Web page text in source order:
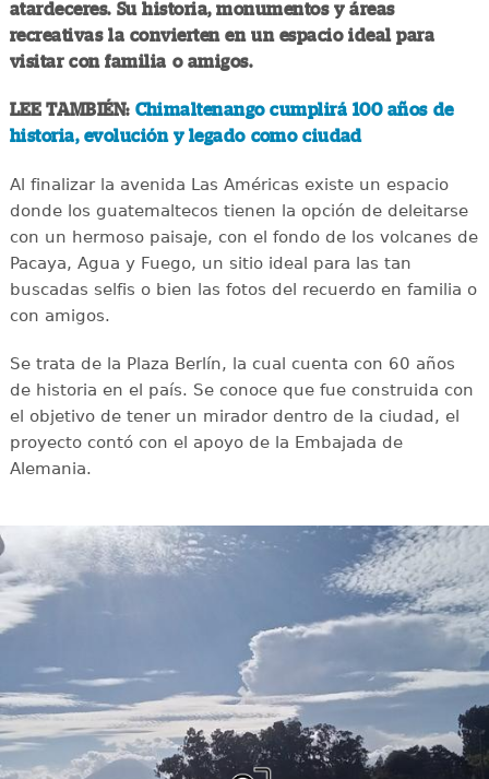
atardeceres. Su historia, monumentos y áreas
recreativas la convierten en un espacio ideal para
visitar con familia o amigos.
LEE TAMBIÉN: Chimaltenango cumplirá 100 años de
historia, evolución y legado como ciudad
Al finalizar la avenida Las Américas existe un espacio
donde los guatemaltecos tienen la opción de deleitarse
con un hermoso paisaje, con el fondo de los volcanes de
Pacaya, Agua y Fuego, un sitio ideal para las tan
buscadas selfis o bien las fotos del recuerdo en familia o
con amigos.
Se trata de la Plaza Berlín, la cual cuenta con 60 años
de historia en el país. Se conoce que fue construida con
el objetivo de tener un mirador dentro de la ciudad, el
proyecto contó con el apoyo de la Embajada de
Alemania.